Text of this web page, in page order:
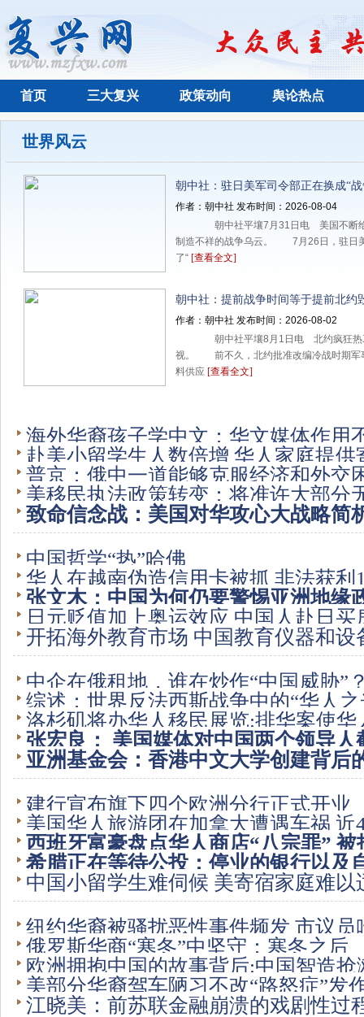
首页 三大复兴 政策动向 舆论热点
世界风云
朝中社：驻日美军司令部正在换成“
作者：朝中社 发布时间：2026-08-04
朝中社平壤7月31日电 美国不断给
制造不祥的战争乌云。 7月26日，驻日
了“ [查看全文]
朝中社：提前战争时间等于提前北约
作者：朝中社 发布时间：2026-08-02
朝中社平壤8月1日电 北约疯狂热
视。 前不久，北约批准改编冷战时期
料供应 [查看全文]
海外华裔孩子学中文：华文媒体作用
赴美小留学生人数倍增 华人家庭提供
普京：俄中一道能够克服经济和外交
美移民执法政策转变：将准许大部分
致命信念战：美国对华攻心大战略简
中国哲学“热”哈佛
华人在越南伪造信用卡被抓 非法获利
张文木：中国为何仍要警惕亚洲地缘
日元贬值加上奥运效应 中国人赴日买
开拓海外教育市场 中国教育仪器和设
中企在俄租地，谁在炒作“中国威胁”
综述：世界反法西斯战争中的“华人之
洛杉矶将办华人移民展览:排华案使
张宏良： 美国媒体对中国两个领导人
度
亚洲基金会：香港中文大学创建背后
建行宣布旗下四个欧洲分行正式开业
美国华人旅游团在加拿大遭遇车祸 近
西班牙富豪盘点华人商店“八宗罪” 被
希腊正在等待公投：停业的银行以及
伍（图）
中国小留学生难伺候 美寄宿家庭难以
纽约华裔被骚扰恶性事件频发 市议员
俄罗斯华商“寒冬”中坚守：寒冬之
欧洲拥抱中国的故事背后:中国智造抢
美部分华裔驾车陋习不改“路怒症”发
江晓美：前苏联金融崩溃的戏剧性过